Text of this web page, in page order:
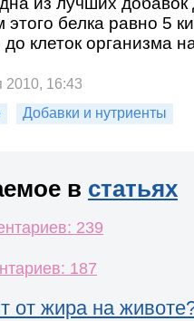
этого белка равно 5
до клеток организма
2010, 16:43
Добавки и нутриенты
в статьях
239
187
от жира на